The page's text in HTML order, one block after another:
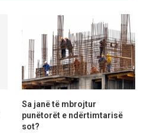
Sa janë të mbrojtur
punëtorët e ndërtimtarisë
sot?